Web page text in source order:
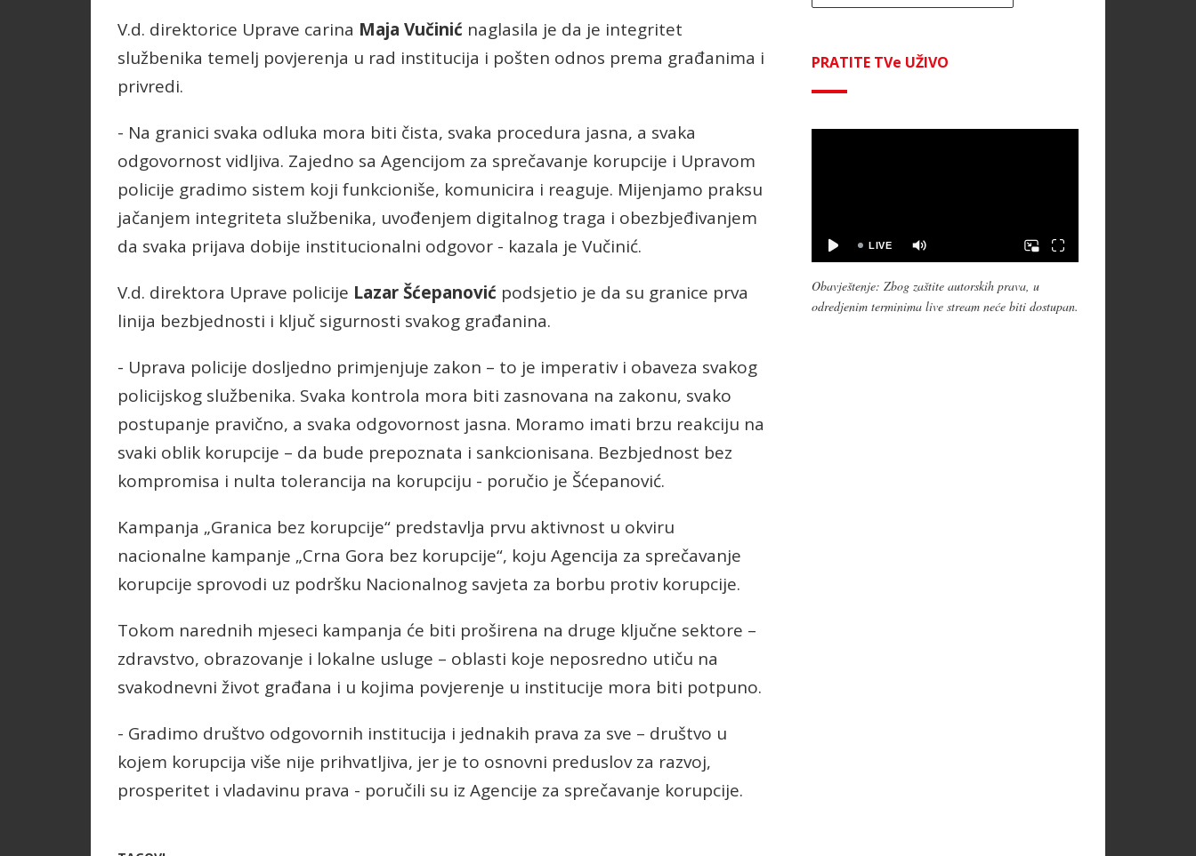
V.d. direktorice Uprave carina Maja Vučinić naglasila je da je integritet
službenika temelj povjerenja u rad institucija i pošten odnos prema građanima i
privredi.
- Na granici svaka odluka mora biti čista, svaka procedura jasna, a svaka
odgovornost vidljiva. Zajedno sa Agencijom za sprečavanje korupcije i Upravom
policije gradimo sistem koji funkcioniše, komunicira i reaguje. Mijenjamo praksu
jačanjem integriteta službenika, uvođenjem digitalnog traga i obezbjeđivanjem
da svaka prijava dobije institucionalni odgovor - kazala je Vučinić.
V.d. direktora Uprave policije Lazar Šćepanović podsjetio je da su granice prva
linija bezbjednosti i ključ sigurnosti svakog građanina.
- Uprava policije dosljedno primjenjuje zakon – to je imperativ i obaveza svakog
policijskog službenika. Svaka kontrola mora biti zasnovana na zakonu, svako
postupanje pravično, a svaka odgovornost jasna. Moramo imati brzu reakciju na
svaki oblik korupcije – da bude prepoznata i sankcionisana. Bezbjednost bez
kompromisa i nulta tolerancija na korupciju - poručio je Šćepanović.
Kampanja „Granica bez korupcije“ predstavlja prvu aktivnost u okviru
nacionalne kampanje „Crna Gora bez korupcije“, koju Agencija za sprečavanje
korupcije sprovodi uz podršku Nacionalnog savjeta za borbu protiv korupcije.
Tokom narednih mjeseci kampanja će biti proširena na druge ključne sektore –
zdravstvo, obrazovanje i lokalne usluge – oblasti koje neposredno utiču na
svakodnevni život građana i u kojima povjerenje u institucije mora biti potpuno.
- Gradimo društvo odgovornih institucija i jednakih prava za sve – društvo u
kojem korupcija više nije prihvatljiva, jer je to osnovni preduslov za razvoj,
prosperitet i vladavinu prava - poručili su iz Agencije za sprečavanje korupcije.
PRATITE TVe UŽIVO
Obavještenje: Zbog zaštite autorskih prava, u
odredjenim terminima live stream neće biti dostupan.